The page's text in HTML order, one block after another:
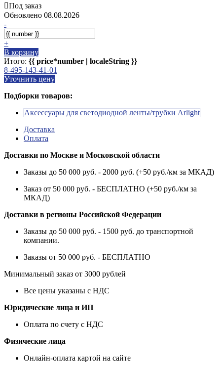
Под заказ
Обновлено 08.08.2026
-
+
В корзину
Итого: {{ price*number | localeString }}
8-495-143-41-01
Уточнить цену
Подборки товаров:
Аксессуары для светодиодной ленты/трубки Arlight
Доставка
Оплата
Доставки по Москве и Московской области
Заказы до 50 000 руб. - 2000 руб. (+50 руб./км за МКАД)
Заказ от 50 000 руб. - БЕСПЛАТНО (+50 руб./км за
МКАД)
Доставки в регионы Российской Федерации
Заказы до 50 000 руб. - 1500 руб. до транспортной
компании.
Заказы от 50 000 руб. - БЕСПЛАТНО
Минимальный заказ от 3000 рублей
Все цены указаны с НДС
Юридические лица и ИП
Оплата по счету с НДС
Физические лица
Онлайн-оплата картой на сайте